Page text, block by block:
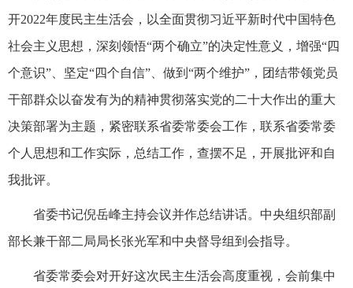
开2022年度民主生活会，以全面贯彻习近平新时代中国特色
社会主义思想，深刻领悟“两个确立”的决定性意义，增强“四
个意识”、坚定“四个自信”、做到“两个维护”，团结带领党员
干部群众以奋发有为的精神贯彻落实党的二十大作出的重大
决策部署为主题，紧密联系省委常委会工作，联系省委常委
个人思想和工作实际，总结工作，查摆不足，开展批评和自
我批评。
省委书记倪岳峰主持会议并作总结讲话。中央组织部副
部长兼干部二局局长张光军和中央督导组到会指导。
省委常委会对开好这次民主生活会高度重视，会前集中